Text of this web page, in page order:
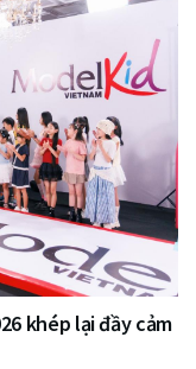
khép lại đầy cảm